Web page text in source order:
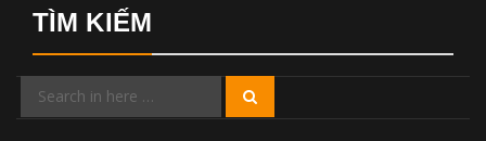
TÌM KIẾM
Search